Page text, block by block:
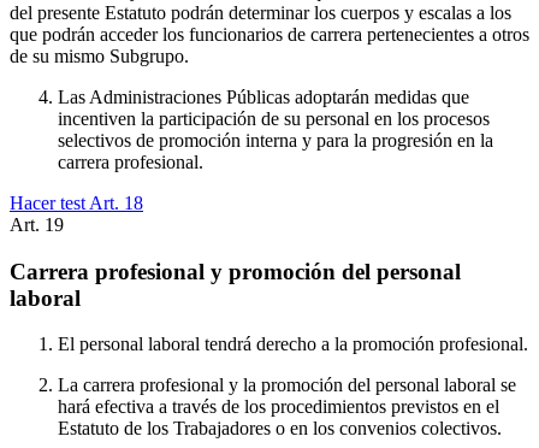
del presente Estatuto podrán determinar los cuerpos y escalas a los
que podrán acceder los funcionarios de carrera pertenecientes a otros
de su mismo Subgrupo.
Las Administraciones Públicas adoptarán medidas que
incentiven la participación de su personal en los procesos
selectivos de promoción interna y para la progresión en la
carrera profesional.
Hacer test Art. 18
Art. 19
Carrera profesional y promoción del personal
laboral
El personal laboral tendrá derecho a la promoción profesional.
La carrera profesional y la promoción del personal laboral se
hará efectiva a través de los procedimientos previstos en el
Estatuto de los Trabajadores o en los convenios colectivos.